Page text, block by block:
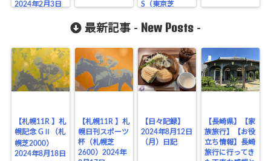
2024年2月3日
S（東京芝
1月27日
最新記事 - New Posts -
【札幌11R 】札
幌記念 GⅡ（札
幌芝2000）
2024年8月18日
【札幌11R 】札
幌日刊スポーツ
杯（札幌芝
2600）2024年
【日々記録】
2024年8月12日
（月）日記
【長崎県】【家
族旅行】【お役
立ち情報】長崎
旅行に行ってき